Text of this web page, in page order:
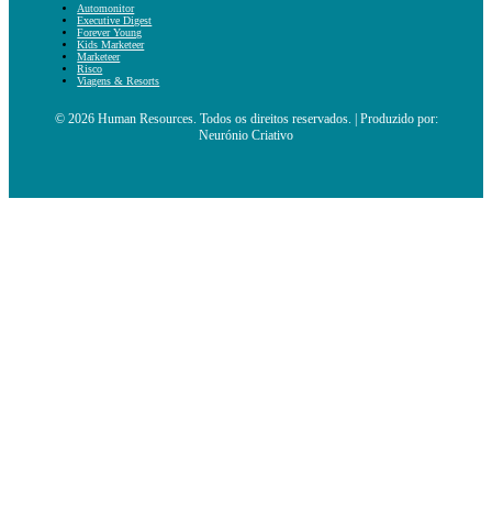
Automonitor
Executive Digest
Forever Young
Kids Marketeer
Marketeer
Risco
Viagens & Resorts
© 2026 Human Resources. Todos os direitos reservados. | Produzido por:
Neurónio Criativo